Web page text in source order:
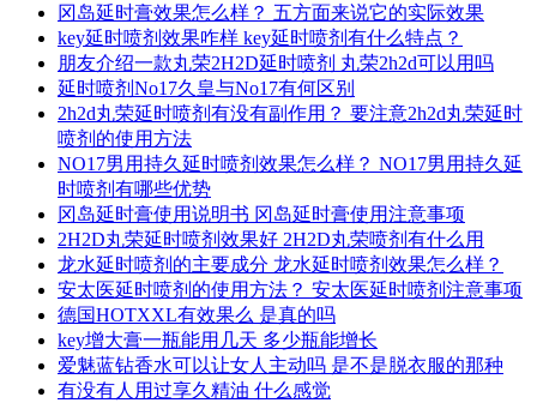
冈岛延时膏效果怎么样？ 五方面来说它的实际效果
key延时喷剂效果咋样 key延时喷剂有什么特点？
朋友介绍一款丸荣2H2D延时喷剂 丸荣2h2d可以用吗
延时喷剂No17久皇与No17有何区别
2h2d丸荣延时喷剂有没有副作用？ 要注意2h2d丸荣延时
喷剂的使用方法
NO17男用持久延时喷剂效果怎么样？ NO17男用持久延
时喷剂有哪些优势
冈岛延时膏使用说明书 冈岛延时膏使用注意事项
2H2D丸荣延时喷剂效果好 2H2D丸荣喷剂有什么用
龙水延时喷剂的主要成分 龙水延时喷剂效果怎么样？
安太医延时喷剂的使用方法？ 安太医延时喷剂注意事项
德国HOTXXL有效果么 是真的吗
key增大膏一瓶能用几天 多少瓶能增长
爱魅蓝钻香水可以让女人主动吗 是不是脱衣服的那种
有没有人用过享久精油 什么感觉